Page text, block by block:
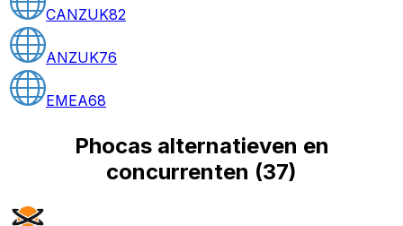
CANZUK82
ANZUK76
EMEA68
Phocas alternatieven en
concurrenten (37)